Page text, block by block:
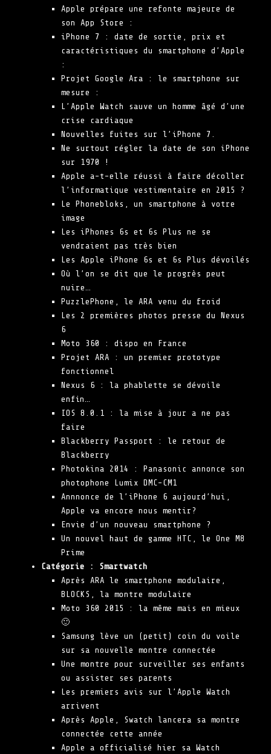
Apple prépare une refonte majeure de
son App Store :
iPhone 7 : date de sortie, prix et
caractéristiques du smartphone d’Apple
:
Projet Google Ara : le smartphone sur
mesure :
L’Apple Watch sauve un homme âgé d’une
crise cardiaque
Nouvelles fuites sur l’iPhone 7.
Ne surtout régler la date de son iPhone
sur 1970 !
Apple a-t-elle réussi à faire décoller
l’informatique vestimentaire en 2015 ?
Le Phonebloks, un smartphone à votre
image
Les iPhones 6s et 6s Plus ne se
vendraient pas très bien
Les Apple iPhone 6s et 6s Plus dévoilés
Où l’on se dit que le progrès peut
nuire…
PuzzlePhone, le ARA venu du froid
Les 2 premières photos presse du Nexus
6
Moto 360 : dispo en France
Projet ARA : un premier prototype
fonctionnel
Nexus 6 : la phablette se dévoile
enfin…
IOS 8.0.1 : la mise à jour a ne pas
faire
Blackberry Passport : le retour de
Blackberry
Photokina 2014 : Panasonic annonce son
photophone Lumix DMC-CM1
Annnonce de l’iPhone 6 aujourd’hui,
Apple va encore nous mentir?
Envie d’un nouveau smartphone ?
Un nouvel haut de gamme HTC, le One M8
Prime
Catégorie : Smartwatch
Après ARA le smartphone modulaire,
BLOCKS, la montre modulaire
Moto 360 2015 : la même mais en mieux
🙂
Samsung lève un (petit) coin du voile
sur sa nouvelle montre connectée
Une montre pour surveiller ses enfants
ou assister ses parents
Les premiers avis sur l’Apple Watch
arrivent
Après Apple, Swatch lancera sa montre
connectée cette année
Apple a officialisé hier sa Watch